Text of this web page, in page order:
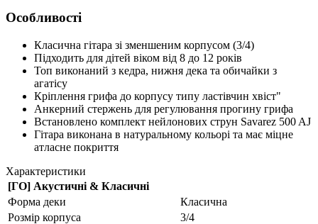
Особливості
Класична гітара зі зменшеним корпусом (3/4)
Підходить для дітей віком від 8 до 12 років
Топ виконаний з кедра, нижня дека та обичайки з
агатісу
Кріплення грифа до корпусу типу ластівчин хвіст"
Анкерний стержень для регулювання прогину грифа
Встановлено комплект нейлонових струн Savarez 500 AJ
Гітара виконана в натуральному кольорі та має міцне
атласне покриття
Характеристики
[ГО] Акустичні & Класичні
Форма деки
Класична
Розмір корпуса
3/4